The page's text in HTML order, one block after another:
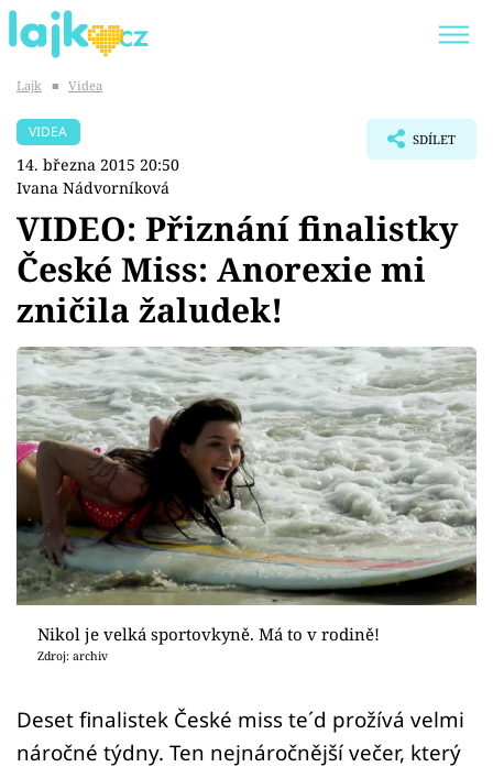
SHOPAHOLICADEL
Témata
Showbyznys
Youtubeři
Virály
Sex a vztahy
Videa
Sledujte prima+
Přihlášení
Sledujte nás
Lajk ■ Videa
VIDEA
14. března 2015 20:50
Ivana Nádvorníková
SDÍLET
VIDEO: Přiznání finalistky
České Miss: Anorexie mi
zničila žaludek!
Nikol je velká sportovkyně. Má to v rodině!
Zdroj: archiv
Deset finalistek České miss te´d prožívá velmi
náročné týdny. Ten nejnáročnější večer, který